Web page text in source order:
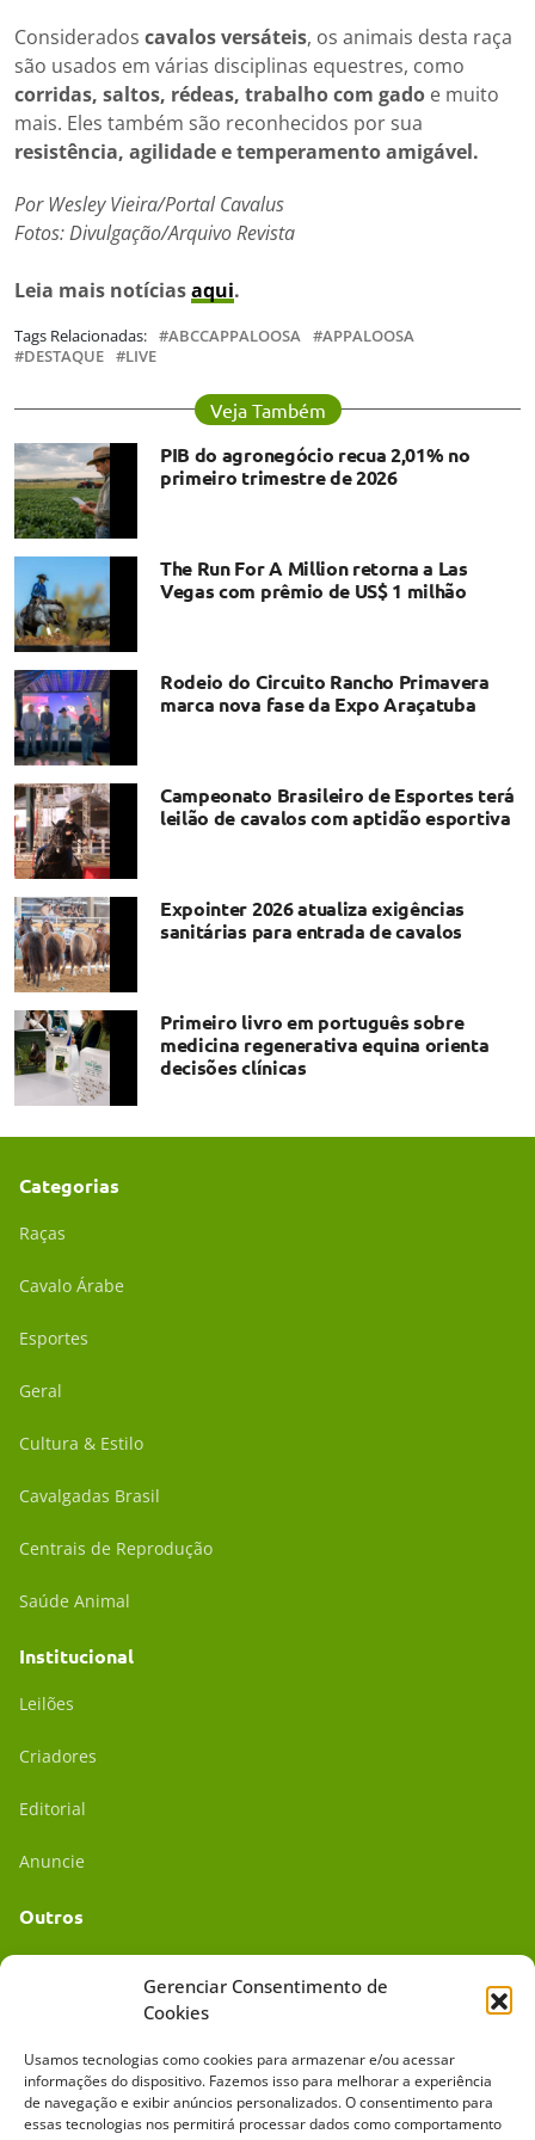
Gerenciar Consentimento de
Cookies
Usamos tecnologias como cookies para armazenar e/ou acessar
informações do dispositivo. Fazemos isso para melhorar a experiência
de navegação e exibir anúncios personalizados. O consentimento para
essas tecnologias nos permitirá processar dados como comportamento
Considerados cavalos versáteis, os animais desta raça
são usados em várias disciplinas equestres, como
corridas, saltos, rédeas, trabalho com gado e muito
mais. Eles também são reconhecidos por sua
resistência, agilidade e temperamento amigável.
Por Wesley Vieira/Portal Cavalus
Fotos: Divulgação/Arquivo Revista
Leia mais notíciasaqui.
Tags Relacionadas: ABCCAPPALOOSA
APPALOOSA
DESTAQUE
LIVE
Veja Também
PIB do agronegócio recua 2,01% no
primeiro trimestre de 2026
The Run For A Million retorna a Las
Vegas com prêmio de US$ 1 milhão
Rodeio do Circuito Rancho Primavera
marca nova fase da Expo Araçatuba
Campeonato Brasileiro de Esportes terá
leilão de cavalos com aptidão esportiva
Expointer 2026 atualiza exigências
sanitárias para entrada de cavalos
Primeiro livro em português sobre
medicina regenerativa equina orienta
decisões clínicas
Categorias
Raças
Cavalo Árabe
Esportes
Geral
Cultura & Estilo
Cavalgadas Brasil
Centrais de Reprodução
Saúde Animal
Institucional
Leilões
Criadores
Editorial
Anuncie
Outros
Mídia Kit